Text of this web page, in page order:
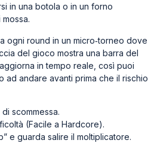
in una botola o in un forno
ogni round in un micro‑torneo dove
del gioco mostra una barra del
in tempo reale, così puoi
ad andare avanti prima che il rischio
scommessa.
(Facile a Hardcore).
e guarda salire il moltiplicatore.